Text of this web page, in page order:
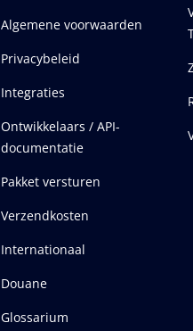
Algemene voorwaarden
Privacybeleid
Integraties
Ontwikkelaars / API-
documentatie
Pakket versturen
Verzendkosten
Internationaal
Douane
Glossarium